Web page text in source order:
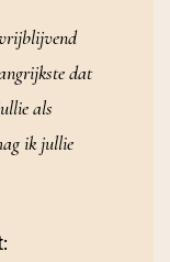
vrijblijvend
dat
als
ik jullie